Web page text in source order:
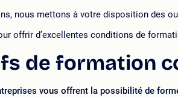
nous mettons à votre disposition des
offrir d’excellentes conditions de
de formation
vous offrent la possibilité de